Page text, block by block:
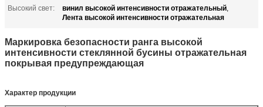
Высокий свет:
винил высокой интенсивности отражательный,
Лента высокой интенсивности отражательная
Маркировка безопасности ранга высокой
интенсивности стеклянной бусины отражательная
покрывая предупреждающая
Характер продукции